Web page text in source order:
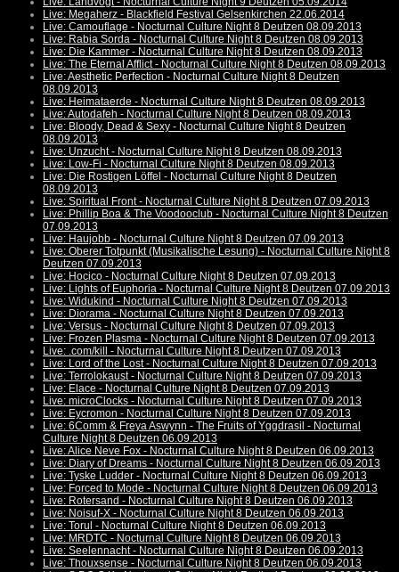
Live: Megaherz - Blackfield Festival Gelsenkirchen 22.06.2014
Live: Camouflage - Nocturnal Culture Night 8 Deutzen 08.09.2013
Live: Rabia Sorda - Nocturnal Culture Night 8 Deutzen 08.09.2013
Live: Die Kammer - Nocturnal Culture Night 8 Deutzen 08.09.2013
Live: The Eternal Afflict - Nocturnal Culture Night 8 Deutzen 08.09.2013
Live: Aesthetic Perfection - Nocturnal Culture Night 8 Deutzen
08.09.2013
Live: Heimataerde - Nocturnal Culture Night 8 Deutzen 08.09.2013
Live: Autodafeh - Nocturnal Culture Night 8 Deutzen 08.09.2013
Live: Bloody, Dead & Sexy - Nocturnal Culture Night 8 Deutzen
08.09.2013
Live: Unzucht - Nocturnal Culture Night 8 Deutzen 08.09.2013
Live: Low-Fi - Nocturnal Culture Night 8 Deutzen 08.09.2013
Live: Die Rostigen Löffel - Nocturnal Culture Night 8 Deutzen
08.09.2013
Live: Spiritual Front - Nocturnal Culture Night 8 Deutzen 07.09.2013
Live: Phillip Boa & The Voodooclub - Nocturnal Culture Night 8 Deutzen
07.09.2013
Live: Haujobb - Nocturnal Culture Night 8 Deutzen 07.09.2013
Live: Oberer Totpunkt (Musikalische Lesung) - Nocturnal Culture Night 8
Deutzen 07.09.2013
Live: Hocico - Nocturnal Culture Night 8 Deutzen 07.09.2013
Live: Lights of Euphoria - Nocturnal Culture Night 8 Deutzen 07.09.2013
Live: Widukind - Nocturnal Culture Night 8 Deutzen 07.09.2013
Live: Diorama - Nocturnal Culture Night 8 Deutzen 07.09.2013
Live: Versus - Nocturnal Culture Night 8 Deutzen 07.09.2013
Live: Frozen Plasma - Nocturnal Culture Night 8 Deutzen 07.09.2013
Live: .com/kill - Nocturnal Culture Night 8 Deutzen 07.09.2013
Live: Lord of the Lost - Nocturnal Culture Night 8 Deutzen 07.09.2013
Live: Terrolokaust - Nocturnal Culture Night 8 Deutzen 07.09.2013
Live: Elace - Nocturnal Culture Night 8 Deutzen 07.09.2013
Live: microClocks - Nocturnal Culture Night 8 Deutzen 07.09.2013
Live: Eycromon - Nocturnal Culture Night 8 Deutzen 07.09.2013
Live: 6Comm & Freya Aswynn - The Fruits of Yggdrasil - Nocturnal
Culture Night 8 Deutzen 06.09.2013
Live: Alice Neve Fox - Nocturnal Culture Night 8 Deutzen 06.09.2013
Live: Diary of Dreams - Nocturnal Culture Night 8 Deutzen 06.09.2013
Live: Tyske Ludder - Nocturnal Culture Night 8 Deutzen 06.09.2013
Live: Forced to Mode - Nocturnal Culture Night 8 Deutzen 06.09.2013
Live: Rotersand - Nocturnal Culture Night 8 Deutzen 06.09.2013
Live: Noisuf-X - Nocturnal Culture Night 8 Deutzen 06.09.2013
Live: Torul - Nocturnal Culture Night 8 Deutzen 06.09.2013
Live: MRDTC - Nocturnal Culture Night 8 Deutzen 06.09.2013
Live: Seelennacht - Nocturnal Culture Night 8 Deutzen 06.09.2013
Live: Thouxsense - Nocturnal Culture Night 8 Deutzen 06.09.2013